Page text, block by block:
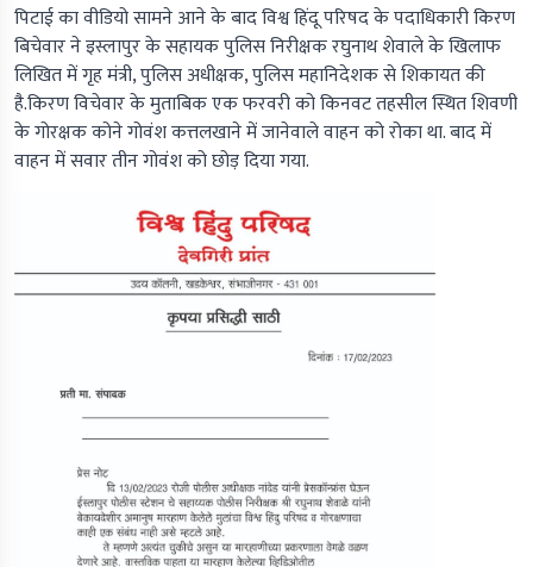
पिटाई का वीडियो सामने आने के बाद विश्व हिंदू परिषद के पदाधिकारी किरण
बिचेवार ने इस्लापुर के सहायक पुलिस निरीक्षक रघुनाथ शेवाले के खिलाफ
लिखित में गृह मंत्री, पुलिस अधीक्षक, पुलिस महानिदेशक से शिकायत की
है.किरण विचेवार के मुताबिक एक फरवरी को किनवट तहसील स्थित शिवणी
के गोरक्षक कोने गोवंश कत्तलखाने में जानेवाले वाहन को रोका था. बाद में
वाहन में सवार तीन गोवंश को छोड़ दिया गया.